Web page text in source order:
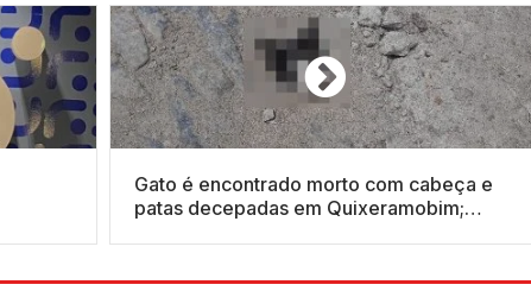
Gato é encontrado morto com cabeça e
patas decepadas em Quixeramobim;